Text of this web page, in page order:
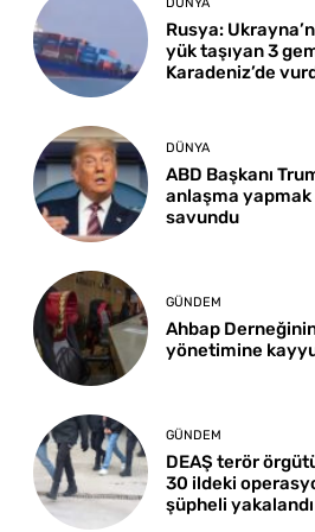
DÜNYA
Rusya:
yük taşıyan 3
Karadeniz’de
DÜNYA
ABD Başkanı
anlaşma
savundu
GÜNDEM
Ahbap
yönetimine
GÜNDEM
DEAŞ terör
30 ildeki
şüpheli yakalandı